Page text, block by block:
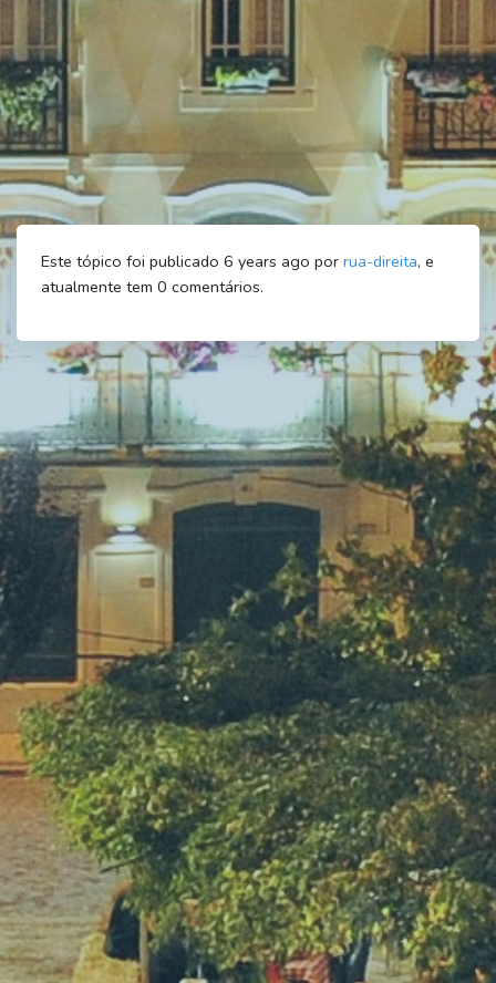
Este tópico foi publicado 6 years ago por rua-direita, e
atualmente tem 0 comentários.